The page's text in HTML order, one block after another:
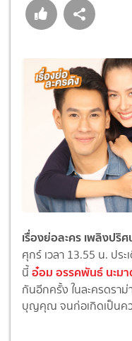
เรื่องย่อละคร เพลิงปริ
ศุกร์ เวลา 13.55 น. ปร
นี้ อ๋อม อรรคพันธ์ นะม
กันอีกครั้ง ในละครดรา
บุญคุณ จนก่อเกิดเป็นค